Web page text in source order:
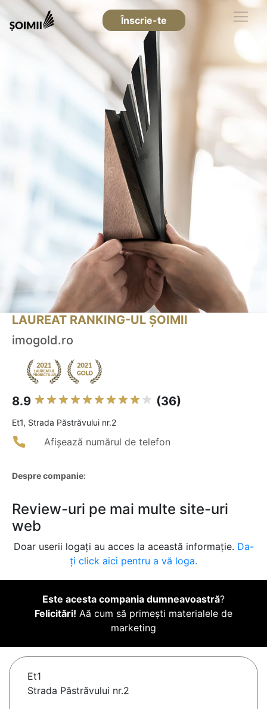
Înscrie-te
LAUREAT RANKING-UL ȘOIMII
imogold.ro
8.9 (36)
Et1, Strada Păstrăvului nr.2
Afișează numărul de telefon
Despre companie:
Review-uri pe mai multe site-uri
web
Doar userii logați au acces la această informație. Da-
ți click aici pentru a vă loga.
Este acesta compania dumneavoastră?
Felicitări! Aă cum să primești materialele de
marketing
Et1
Strada Păstrăvului nr.2